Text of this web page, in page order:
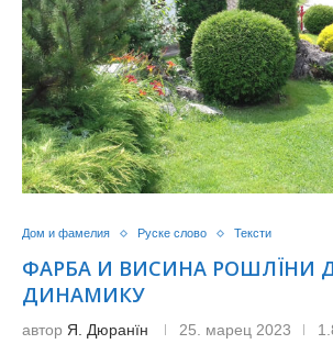
Дом и фамелия Руске слово Тексти
ФАРБА И ВИСИНА РОШЛЇНИ
ДИНАМИКУ
автор Я. Дюранїн 25. марец 2023